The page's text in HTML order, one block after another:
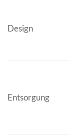
Design
Entsorgung